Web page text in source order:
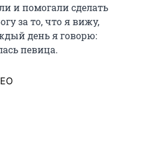
и помогали сделать
за то, что я вижу,
день я говорю:
певица.